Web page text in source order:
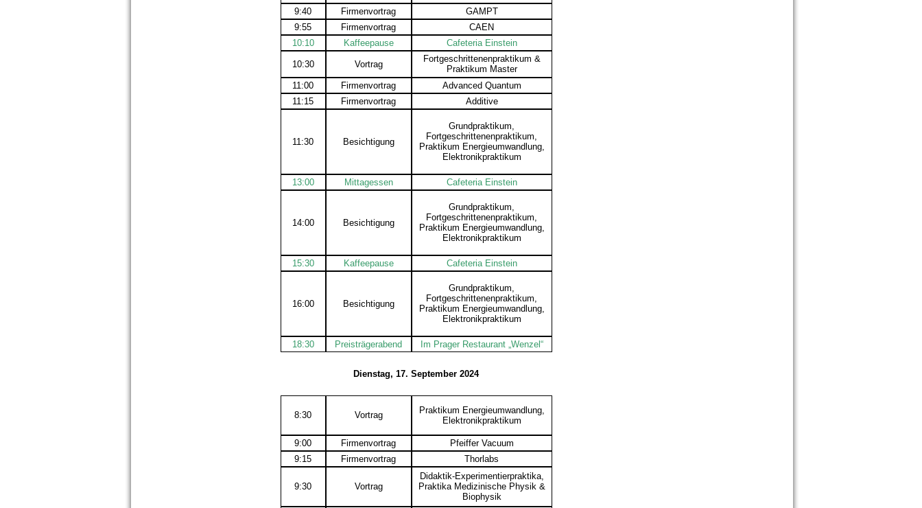
9:40
Firmenvortrag
GAMPT
9:55
Firmenvortrag
CAEN
10:10
Kaffeepause Cafeteria Einstein
10:30 Vortrag
Fortgeschrittenenpraktikum &
Praktikum Master
11:00
Firmenvortrag
Advanced Quantum
11:15
Firmenvortrag Additive
11:30 Besichtigung
Grundpraktikum,
Fortgeschrittenenpraktikum,
Praktikum Energieumwandlung,
Elektronikpraktikum
13:00 Mittagessen Cafeteria Einstein
14:00 Besichtigung
Grundpraktikum,
Fortgeschrittenenpraktikum,
Praktikum Energieumwandlung,
Elektronikpraktikum
15:30 Kaffeepause Cafeteria Einstein
16:00 Besichtigung
Grundpraktikum,
Fortgeschrittenenpraktikum,
Praktikum Energieumwandlung,
Elektronikpraktikum
18:30 Preisträgerabend Im Prager Restaurant „Wenzel“
Dienstag, 17. September 2024
8:30 Vortrag
Praktikum Energieumwandlung,
Elektronikpraktikum
9:00 Firmenvortrag
Pfeiffer Vacuum
9:15
Firmenvortrag Thorlabs
9:30 Vortrag
Didaktik-Experimentierpraktika,
Praktika Medizinische Physik &
Biophysik